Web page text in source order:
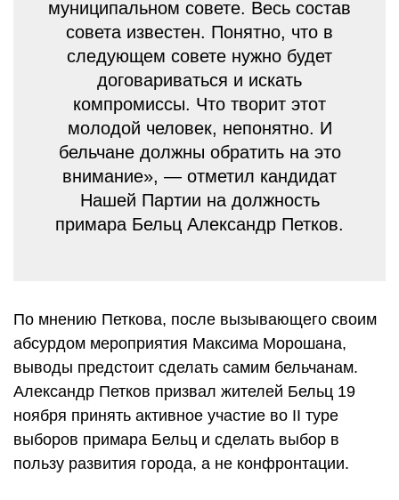
муниципальном совете. Весь состав
совета известен. Понятно, что в
следующем совете нужно будет
договариваться и искать
компромиссы. Что творит этот
молодой человек, непонятно. И
бельчане должны обратить на это
внимание», — отметил кандидат
Нашей Партии на должность
примара Бельц Александр Петков.
По мнению Петкова, после вызывающего своим
абсурдом мероприятия Максима Морошана,
выводы предстоит сделать самим бельчанам.
Александр Петков призвал жителей Бельц 19
ноября принять активное участие во II туре
выборов примара Бельц и сделать выбор в
пользу развития города, а не конфронтации.